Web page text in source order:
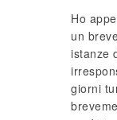
Ho
un
istanze
giorni